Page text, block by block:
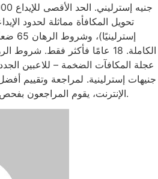
جنيهات إسترلينية. لمراجعة وتقييم
الإنترنت، يقوم المراجعون بفحص العديد من العناصر المختلفة.